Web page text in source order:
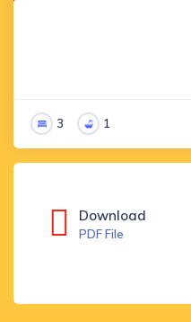
3 1
Download
PDF File